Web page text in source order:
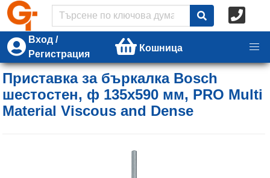
Вход /
Регистрация
Кошница
Приставка за бъркалка Bosch
шестостен, ф 135x590 мм, PRO Multi
Material Viscous and Dense